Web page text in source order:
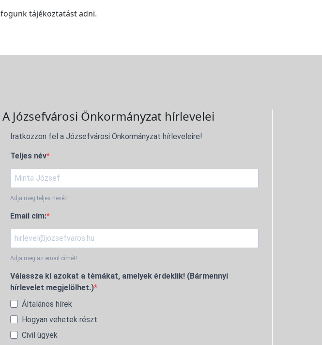
fogunk tájékoztatást adni.
A Józsefvárosi Önkormányzat hírlevelei
Iratkozzon fel a Józsefvárosi Önkormányzat hírleveleire!
Teljes név
Adja meg teljes nevét!
Email cím:
Adja meg az email címét!
Válassza ki azokat a témákat, amelyek érdeklik! (Bármennyi
hírlevelet megjelölhet.)
Általános hírek
Hogyan vehetek részt
Civil ügyek